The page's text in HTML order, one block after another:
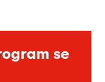
se